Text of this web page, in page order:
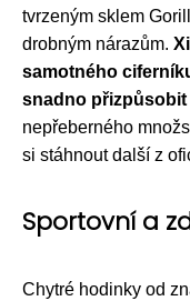
tvrzeným sklem
drobným nárazům.
samotného
snadno
nepřeberného
si stáhnout další z
Sportovní a
Chytré hodinky od